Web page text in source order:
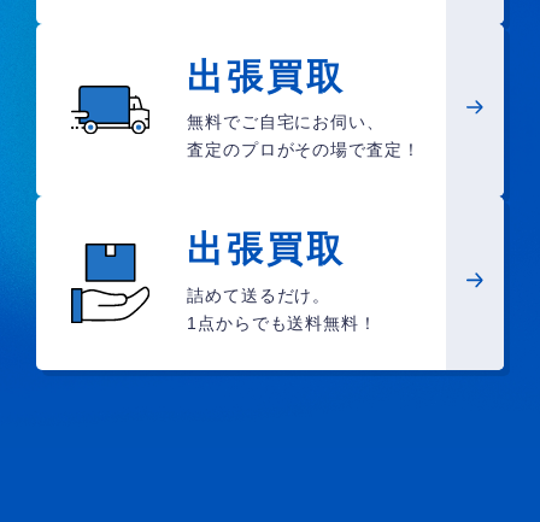
出張買取
無料でご自宅にお伺い、
査定のプロがその場で査定！
出張買取
詰めて送るだけ。
1点からでも送料無料！